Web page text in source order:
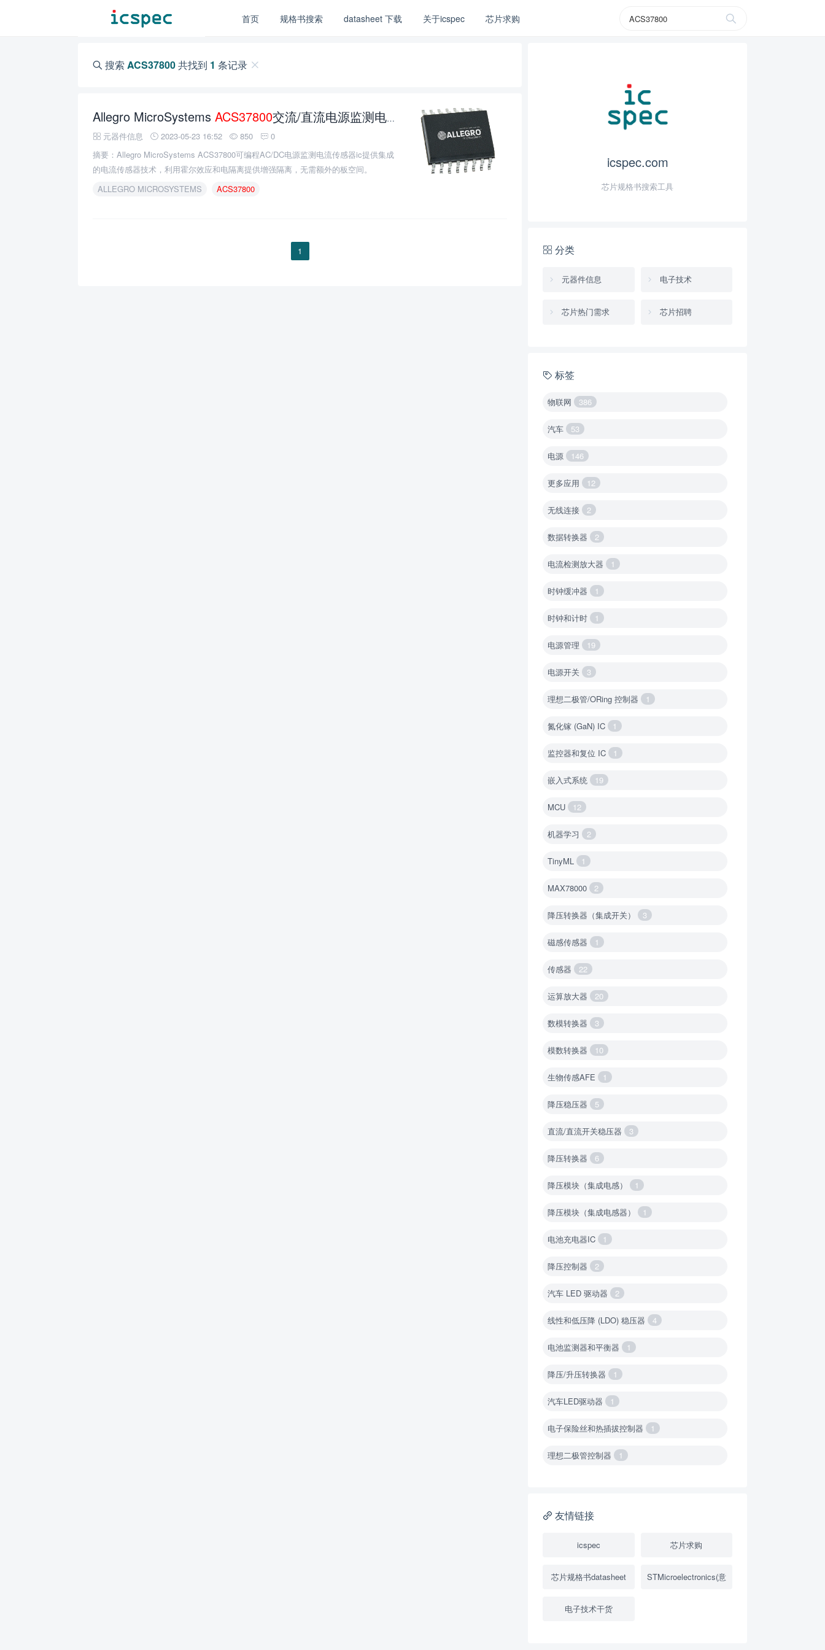
首页 规格书搜索 datasheet 下载 关于icspec 芯片求购
搜索 ACS37800共找到 1 条记录
Allegro MicroSystems ACS37800交流/直流电源监测电流传感器ic的介绍、特性、及应用
元器件信息 2023-05-23 16:52 850
0
摘要：​Allegro MicroSystems ACS37800可编程AC/DC电源监测电流传感器ic提供集成
的电流传感器技术，利用霍尔效应和电隔离提供增强隔离，无需额外的板空间。
ALLEGRO MICROSYSTEMS
ACS37800
1
icspec.com
芯片规格书搜索工具
分类
元器件信息 电子技术
芯片热门需求 芯片招聘
标签
物联网 386
汽车 53
电源 146
更多应用 12
无线连接 2
数据转换器 2
电流检测放大器 1
时钟缓冲器 1
时钟和计时 1
电源管理 19
电源开关 3
理想二极管/ORing 控制器 1
氮化镓 (GaN) IC 1
监控器和复位 IC 1
嵌入式系统 19
MCU 12
机器学习 2
TinyML 1
MAX78000 2
降压转换器（集成开关） 3
磁感传感器 1
传感器 22
运算放大器 20
数模转换器 3
模数转换器 10
生物传感AFE 1
降压稳压器 5
直流/直流开关稳压器 3
降压转换器 6
降压模块（集成电感） 1
降压模块（集成电感器） 1
电池充电器IC 1
降压控制器 2
汽车 LED 驱动器 2
线性和低压降 (LDO) 稳压器 4
电池监测器和平衡器 1
降压/升压转换器 1
汽车LED驱动器 1
电子保险丝和热插拔控制器 1
理想二极管控制器 1
降压转换器（继承开关）
USB隔离器 1
友情链接
icspec 芯片求购
芯片规格书datasheet STMicroelectronics(意
电子技术干货